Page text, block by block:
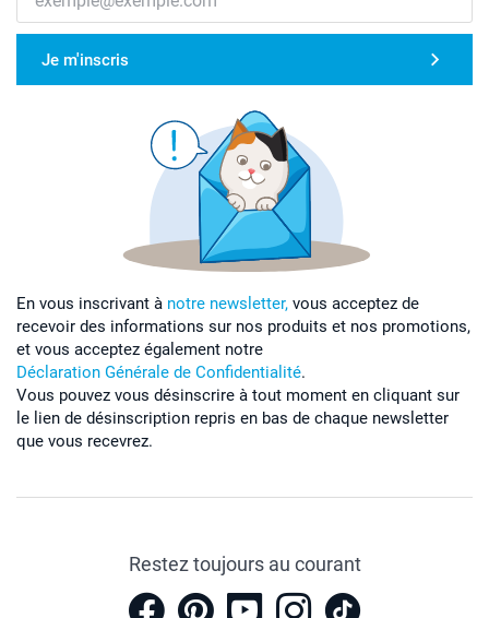
Je m'inscris
En vous inscrivant à notre newsletter, vous acceptez de
recevoir des informations sur nos produits et nos promotions,
et vous acceptez également notre
Déclaration Générale de Confidentialité.
Vous pouvez vous désinscrire à tout moment en cliquant sur
le lien de désinscription repris en bas de chaque newsletter
que vous recevrez.
Restez toujours au courant